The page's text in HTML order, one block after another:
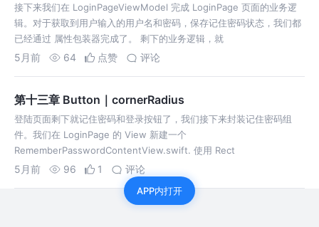
接下来我们在 LoginPageViewModel 完成 LoginPage 页面的业务逻
辑。对于获取到用户输入的用户名和密码，保存记住密码状态，我们都
已经通过 属性包装器完成了。 剩下的业务逻辑，就
5月前 64 点赞 评论
第十三章 Button｜cornerRadius
登陆页面剩下就记住密码和登录按钮了，我们接下来封装记住密码组
件。我们在 LoginPage 的 View 新建一个
RememberPasswordContentView.swift. 使用 Rect
5月前 96 1 评论
APP内打开